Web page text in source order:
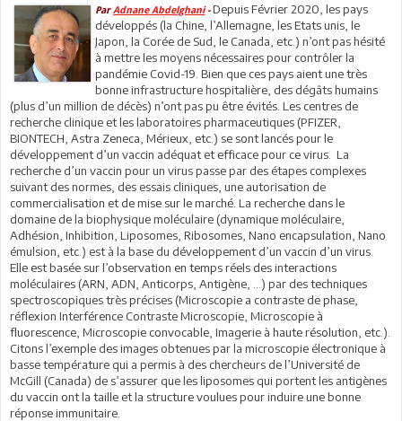
ParAdnane Abdelghani-Depuis Février 2020, les pays
développés (la Chine, l’Allemagne, les Etats unis, le
Japon, la Corée de Sud, le Canada, etc.) n’ont pas hésité
à mettre les moyens nécessaires pour contrôler la
pandémie Covid-19. Bien que ces pays aient une très
bonne infrastructure hospitalière, des dégâts humains
(plus d’un million de décès) n’ont pas pu être évités. Les centres de
recherche clinique et les laboratoires pharmaceutiques (PFIZER,
BIONTECH, Astra Zeneca, Mérieux, etc.) se sont lancés pour le
développement d’un vaccin adéquat et efficace pour ce virus. La
recherche d’un vaccin pour un virus passe par des étapes complexes
suivant des normes, des essais cliniques, une autorisation de
commercialisation et de mise sur le marché. La recherche dans le
domaine de la biophysique moléculaire (dynamique moléculaire,
Adhésion, Inhibition, Liposomes, Ribosomes, Nano encapsulation, Nano
émulsion, etc.) est à la base du développement d’un vaccin d’un virus.
Elle est basée sur l’observation en temps réels des interactions
moléculaires (ARN, ADN, Anticorps, Antigène, ...) par des techniques
spectroscopiques très précises (Microscopie a contraste de phase,
réflexion Interférence Contraste Microscopie, Microscopie à
fluorescence, Microscopie convocable, Imagerie à haute résolution, etc.).
Citons l’exemple des images obtenues par la microscopie électronique à
basse température qui a permis à des chercheurs de l’Université de
McGill (Canada) de s’assurer que les liposomes qui portent les antigènes
du vaccin ont la taille et la structure voulues pour induire une bonne
réponse immunitaire.